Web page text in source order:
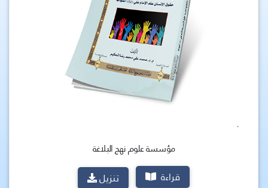
.
مؤسسة علوم نهج البلاغة
قراءة
تنزيل